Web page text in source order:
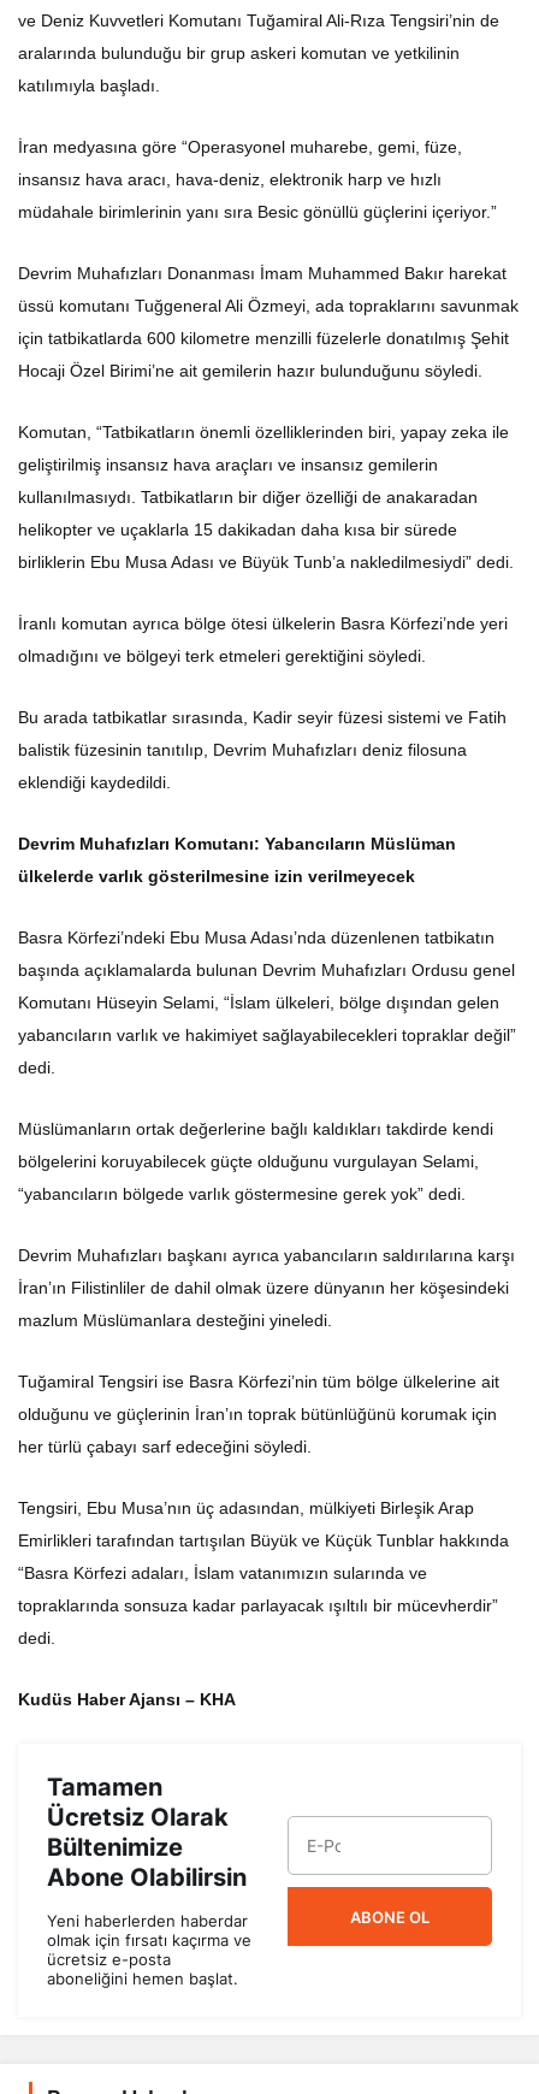
ve Deniz Kuvvetleri Komutanı Tuğamiral Ali-Rıza Tengsiri’nin de
aralarında bulunduğu bir grup askeri komutan ve yetkilinin
katılımıyla başladı.
İran medyasına göre “Operasyonel muharebe, gemi, füze,
insansız hava aracı, hava-deniz, elektronik harp ve hızlı
müdahale birimlerinin yanı sıra Besic gönüllü güçlerini içeriyor.”
Devrim Muhafızları Donanması İmam Muhammed Bakır harekat
üssü komutanı Tuğgeneral Ali Özmeyi, ada topraklarını savunmak
için tatbikatlarda 600 kilometre menzilli füzelerle donatılmış Şehit
Hocaji Özel Birimi’ne ait gemilerin hazır bulunduğunu söyledi.
Komutan, “Tatbikatların önemli özelliklerinden biri, yapay zeka ile
geliştirilmiş insansız hava araçları ve insansız gemilerin
kullanılmasıydı. Tatbikatların bir diğer özelliği de anakaradan
helikopter ve uçaklarla 15 dakikadan daha kısa bir sürede
birliklerin Ebu Musa Adası ve Büyük Tunb’a nakledilmesiydi” dedi.
İranlı komutan ayrıca bölge ötesi ülkelerin Basra Körfezi’nde yeri
olmadığını ve bölgeyi terk etmeleri gerektiğini söyledi.
Bu arada tatbikatlar sırasında, Kadir seyir füzesi sistemi ve Fatih
balistik füzesinin tanıtılıp, Devrim Muhafızları deniz filosuna
eklendiği kaydedildi.
Devrim Muhafızları Komutanı: Yabancıların Müslüman
ülkelerde varlık gösterilmesine izin verilmeyecek
Basra Körfezi’ndeki Ebu Musa Adası’nda düzenlenen tatbikatın
başında açıklamalarda bulunan Devrim Muhafızları Ordusu genel
Komutanı Hüseyin Selami, “İslam ülkeleri, bölge dışından gelen
yabancıların varlık ve hakimiyet sağlayabilecekleri topraklar değil”
dedi.
Müslümanların ortak değerlerine bağlı kaldıkları takdirde kendi
bölgelerini koruyabilecek güçte olduğunu vurgulayan Selami,
“yabancıların bölgede varlık göstermesine gerek yok” dedi.
Devrim Muhafızları başkanı ayrıca yabancıların saldırılarına karşı
İran’ın Filistinliler de dahil olmak üzere dünyanın her köşesindeki
mazlum Müslümanlara desteğini yineledi.
Tuğamiral Tengsiri ise Basra Körfezi’nin tüm bölge ülkelerine ait
olduğunu ve güçlerinin İran’ın toprak bütünlüğünü korumak için
her türlü çabayı sarf edeceğini söyledi.
Tengsiri, Ebu Musa’nın üç adasından, mülkiyeti Birleşik Arap
Emirlikleri tarafından tartışılan Büyük ve Küçük Tunblar hakkında
“Basra Körfezi adaları, İslam vatanımızın sularında ve
topraklarında sonsuza kadar parlayacak ışıltılı bir mücevherdir”
dedi.
Kudüs Haber Ajansı – KHA
Tamamen
Ücretsiz Olarak
Bültenimize
Abone Olabilirsin
Yeni haberlerden haberdar
olmak için fırsatı kaçırma ve
ücretsiz e-posta
aboneliğini hemen başlat.
ABONE OL